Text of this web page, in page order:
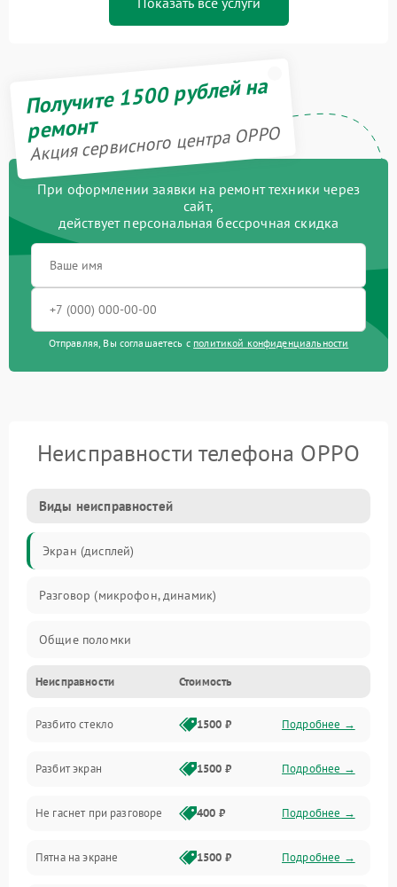
Получите 1500 рублей на
ремонт
Акция сервисного центра OPPO
При оформлении заявки на ремонт техники через
сайт,
действует персональная бессрочная скидка
Отправляя, Вы соглашаетесь с политикой конфиденциальности
Неисправности телефона OPPO
Виды неисправностей
Экран (дисплей)
Разговор (микрофон, динамик)
Общие поломки
Проблемы связи
Камеры
Проблемы с дисплеем и сенсором
Зарядка
Проблемы с питанием, зарядкой и аккумулятором
Неисправности Стоимость
Разбито стекло 1500 ₽ Подробнее →
Разбит экран 1500 ₽ Подробнее →
Не гаснет при разговоре 400 ₽ Подробнее →
Пятна на экране 1500 ₽ Подробнее →